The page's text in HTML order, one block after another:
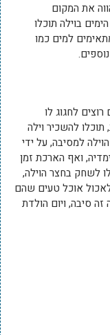
את המקום
בוילה תוכלו
למים כמו
לחגוג לו
להשכיר וילה
למסיבה, על ידי
ואף הארכת זמן
לשחק בחצר הוילה,
לאכול אוכל טעים שהם
סיבה, ויום הולדת